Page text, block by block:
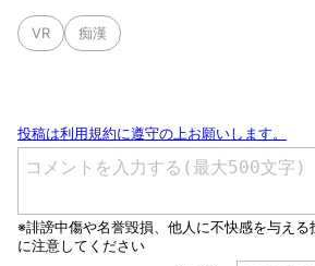
VR 痴漢